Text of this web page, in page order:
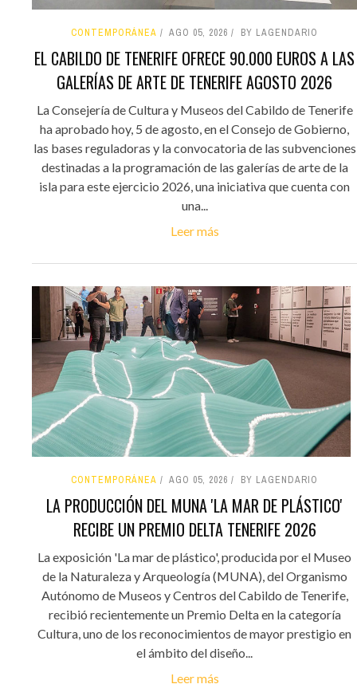
CONTEMPORÁNEA AGO 05, 2026 BY LAGENDARIO
EL CABILDO DE TENERIFE OFRECE 90.000 EUROS A LAS
GALERÍAS DE ARTE DE TENERIFE AGOSTO 2026
La Consejería de Cultura y Museos del Cabildo de Tenerife
ha aprobado hoy, 5 de agosto, en el Consejo de Gobierno,
las bases reguladoras y la convocatoria de las subvenciones
destinadas a la programación de las galerías de arte de la
isla para este ejercicio 2026, una iniciativa que cuenta con
una...
Leer más
CONTEMPORÁNEA AGO 05, 2026 BY LAGENDARIO
LA PRODUCCIÓN DEL MUNA 'LA MAR DE PLÁSTICO'
RECIBE UN PREMIO DELTA TENERIFE 2026
La exposición 'La mar de plástico', producida por el Museo
de la Naturaleza y Arqueología (MUNA), del Organismo
Autónomo de Museos y Centros del Cabildo de Tenerife,
recibió recientemente un Premio Delta en la categoría
Cultura, uno de los reconocimientos de mayor prestigio en
el ámbito del diseño...
Leer más